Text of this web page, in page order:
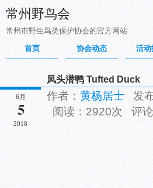
常州野鸟会
常州市野生鸟类保护协会的官方网站
首页
协会动态 活动
6月
5
2018
凤头潜鸭 Tufted Duck
作者： 黄杨居士 发
阅读：2920次 评论